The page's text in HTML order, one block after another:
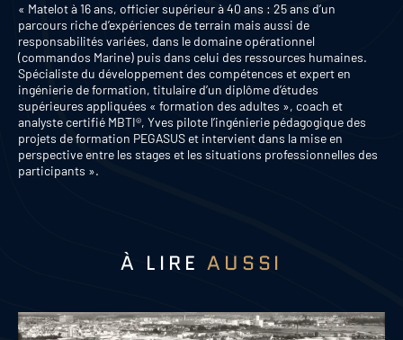
« Matelot à 16 ans, officier supérieur à 40 ans : 25 ans d’un
parcours riche d’expériences de terrain mais aussi de
responsabilités variées, dans le domaine opérationnel
(commandos Marine) puis dans celui des ressources humaines.
Spécialiste du développement des compétences et expert en
ingénierie de formation, titulaire d’un diplôme d’études
supérieures appliquées « formation des adultes », coach et
analyste certifié MBTI®, Yves pilote l’ingénierie pédagogique des
projets de formation PEGASUS et intervient dans la mise en
perspective entre les stages et les situations professionnelles des
participants ».
À LIREAUSSI